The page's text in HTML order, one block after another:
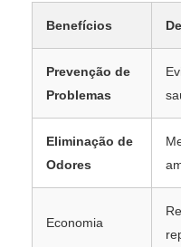
Benefícios
Prevenção de
Problemas
Eliminação de
Odores
Economia